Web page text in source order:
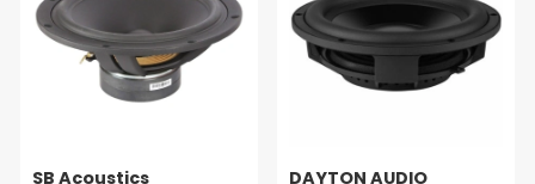
SB Acoustics
DAYTON AUDIO